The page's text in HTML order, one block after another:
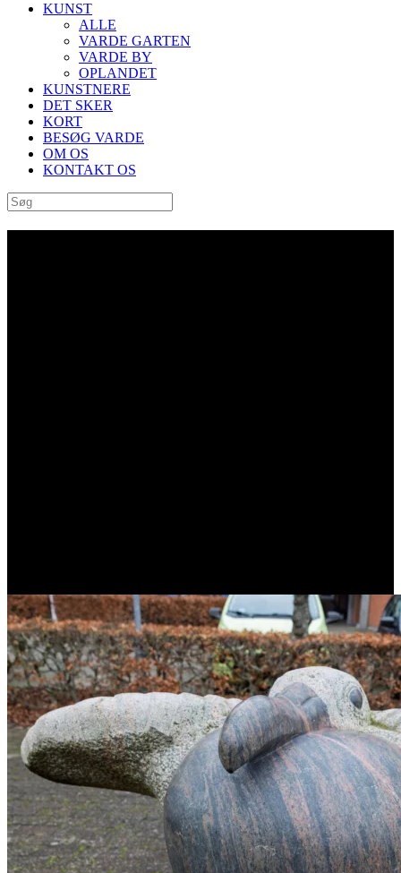
KUNST
ALLE
VARDE GARTEN
VARDE BY
OPLANDET
KUNSTNERE
DET SKER
KORT
BESØG VARDE
OM OS
KONTAKT OS